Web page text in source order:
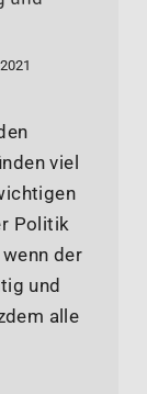
viel
Politik
der
und
alle